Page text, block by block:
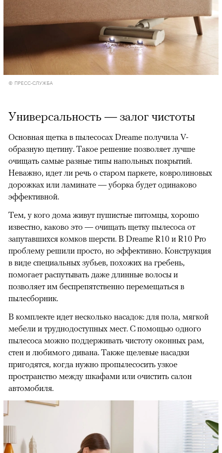
© ПРЕСС-СЛУЖБА
Универсальность — залог чистоты
Основная щетка в пылесосах Dreame получила V-
образную щетину. Такое решение позволяет лучше
очищать самые разные типы напольных покрытий.
Неважно, идет ли речь о старом паркете, ковролиновых
дорожках или ламинате — уборка будет одинаково
эффективной.
Тем, у кого дома живут пушистые питомцы, хорошо
известно, каково это — очищать щетку пылесоса от
запутавшихся комков шерсти. В Dreame R10 и R10 Pro
проблему решили просто, но эффективно. Конструкция
в виде специальных зубьев, похожих на гребень,
помогает распутывать даже длинные волосы и
позволяет им беспрепятственно перемещаться в
пылесборник.
В комплекте идет несколько насадок: для пола, мягкой
мебели и труднодоступных мест. С помощью одного
пылесоса можно поддерживать чистоту оконных рам,
стен и любимого дивана. Также щелевые насадки
пригодятся, когда нужно пропылесосить узкое
пространство между шкафами или очистить салон
автомобиля.